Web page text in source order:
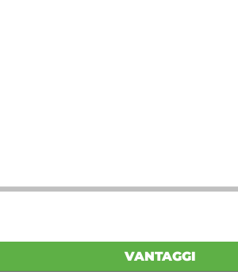
VANTAGGI